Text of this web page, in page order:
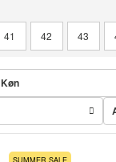
41 42 43
Køn